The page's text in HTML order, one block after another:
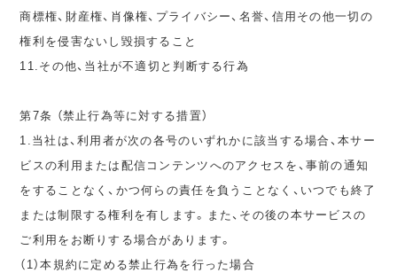
商標権、財産権、肖像権、プライバシー、名誉、信用その他一切の
権利を侵害ないし毀損すること
11.その他、当社が不適切と判断する行為
第7条 （禁止行為等に対する措置）
1.当社は、利用者が次の各号のいずれかに該当する場合、本サー
ビスの利用または配信コンテンツへのアクセスを、事前の通知
をすることなく、かつ何らの責任を負うことなく、いつでも終了
または制限する権利を有します。また、その後の本サービスの
ご利用をお断りする場合があります。
（1）本規約に定める禁止行為を行った場合